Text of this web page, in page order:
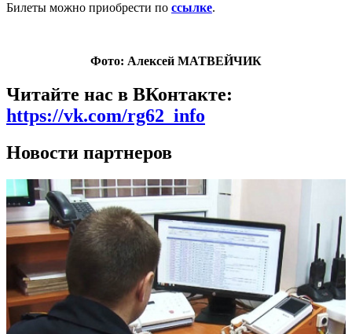
Билеты можно приобрести по ссылке.
Фото: Алексей МАТВЕЙЧИК
Читайте нас в ВКонтакте:
https://vk.com/rg62_info
Новости партнеров